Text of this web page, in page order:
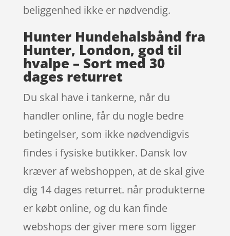
beliggenhed ikke er nødvendig.
Hunter Hundehalsbånd fra
Hunter, London, god til
hvalpe – Sort med 30
dages returret
Du skal have i tankerne, når du
handler online, får du nogle bedre
betingelser, som ikke nødvendigvis
findes i fysiske butikker. Dansk lov
kræver af webshoppen, at de skal give
dig 14 dages returret. når produkterne
er købt online, og du kan finde
webshops der giver mere som ligger